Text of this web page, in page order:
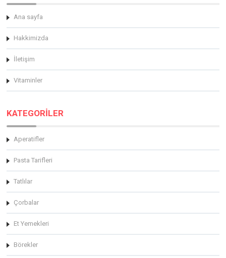
Ana sayfa
Hakkimizda
İletişim
Vitaminler
KATEGORİLER
Aperatifler
Pasta Tarifleri
Tatlılar
Çorbalar
Et Yemekleri
Börekler